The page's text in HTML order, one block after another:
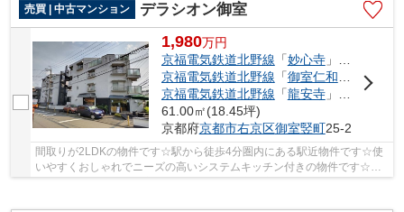
売買 | 中古マンション デラシオン御室
1,980万円
京福電気鉄道北野線 「妙心寺」駅 徒歩4分
京福電気鉄道北野線 「御室仁和寺
」駅 徒
京福電気鉄道北野線 「龍安寺」駅 徒歩8分
61.00㎡(18.45坪)
京都府京都市右京区御室竪町25-2
間取りが2LDKの物件です☆駅から徒歩4分圏内にある駅近物件です☆使
いやすくおしゃれでニーズの高いシステムキッチン付きの物件です☆主